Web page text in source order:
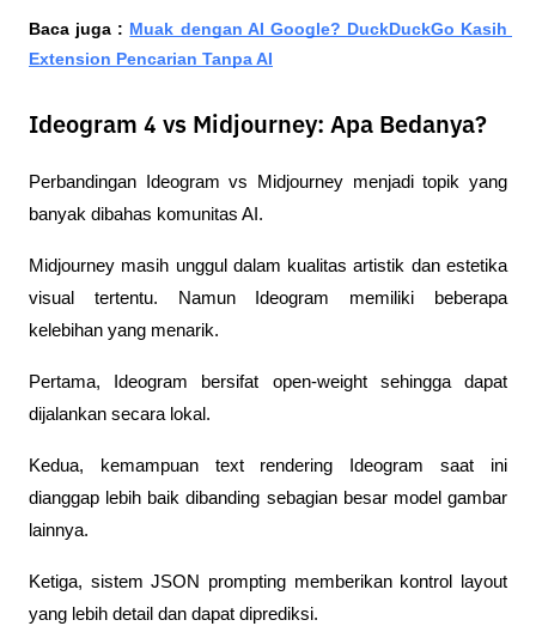
Baca juga : Muak dengan AI Google? DuckDuckGo Kasih
Extension Pencarian Tanpa AI
Ideogram 4 vs Midjourney: Apa Bedanya?
Perbandingan Ideogram vs Midjourney menjadi topik yang
banyak dibahas komunitas AI.
Midjourney masih unggul dalam kualitas artistik dan estetika
visual tertentu. Namun Ideogram memiliki beberapa
kelebihan yang menarik.
Pertama, Ideogram bersifat open-weight sehingga dapat
dijalankan secara lokal.
Kedua, kemampuan text rendering Ideogram saat ini
dianggap lebih baik dibanding sebagian besar model gambar
lainnya.
Ketiga, sistem JSON prompting memberikan kontrol layout
yang lebih detail dan dapat diprediksi.